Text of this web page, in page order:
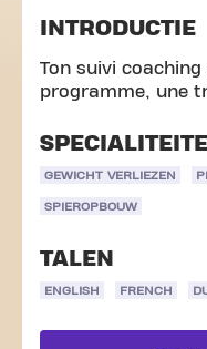
INTRODUCTIE
Ton suivi
programme, une
GEWICHT VERLIEZEN
SPIEROPBOUW
TALEN
ENGLISH FRENCH